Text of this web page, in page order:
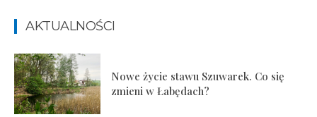
AKTUALNOŚCI
Nowe życie stawu Szuwarek. Co się
zmieni w Łabędach?